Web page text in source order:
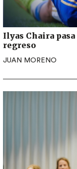
Ilyas Chaira
regreso
JUAN MORENO